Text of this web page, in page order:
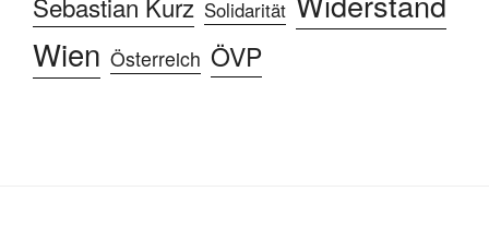
Solidarität
Wien Österreich ÖVP